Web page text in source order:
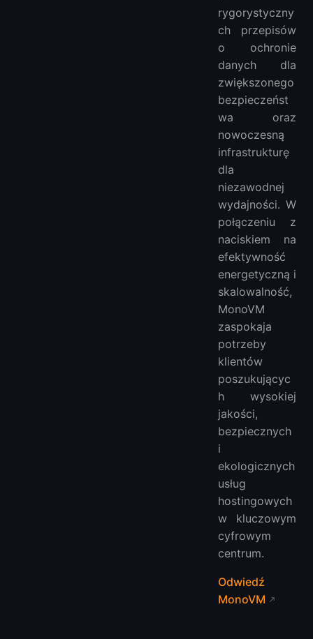
rygorystyczny
ch przepisów
o ochronie
danych dla
zwiększonego
bezpieczeńst
wa oraz
nowoczesną
infrastrukturę
dla
niezawodnej
wydajności. W
połączeniu z
naciskiem na
efektywność
energetyczną i
skalowalność,
MonoVM
zaspokaja
potrzeby
klientów
poszukującyc
h wysokiej
jakości,
bezpiecznych
i
ekologicznych
usług
hostingowych
w kluczowym
cyfrowym
centrum.
Odwiedź
MonoVM